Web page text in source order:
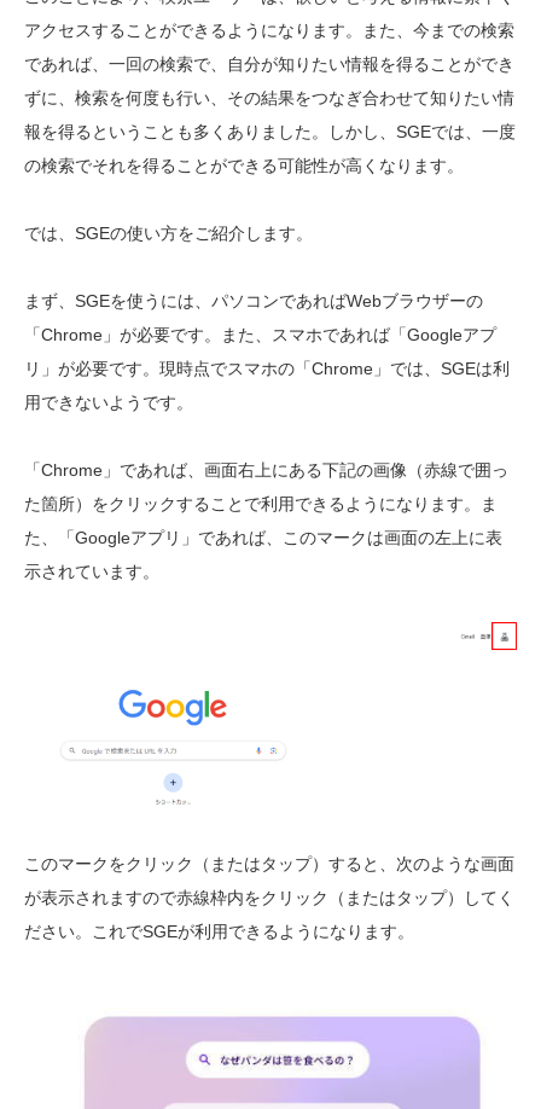
アクセスすることができるようになります。また、今までの検索
であれば、一回の検索で、自分が知りたい情報を得ることができ
ずに、検索を何度も行い、その結果をつなぎ合わせて知りたい情
報を得るということも多くありました。しかし、SGEでは、一度
の検索でそれを得ることができる可能性が高くなります。
では、SGEの使い方をご紹介します。
まず、SGEを使うには、パソコンであればWebブラウザーの
「Chrome」が必要です。また、スマホであれば「Googleアプ
リ」が必要です。現時点でスマホの「Chrome」では、SGEは利
用できないようです。
「Chrome」であれば、画面右上にある下記の画像（赤線で囲っ
た箇所）をクリックすることで利用できるようになります。ま
た、「Googleアプリ」であれば、このマークは画面の左上に表
示されています。
このマークをクリック（またはタップ）すると、次のような画面
が表示されますので赤線枠内をクリック（またはタップ）してく
ださい。これでSGEが利用できるようになります。